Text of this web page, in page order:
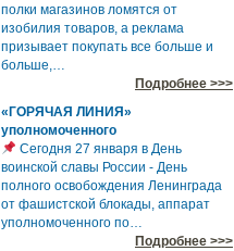
полки магазинов ломятся от
изобилия товаров, а реклама
призывает покупать все больше и
больше,…
Подробнее >>>
«ГОРЯЧАЯ ЛИНИЯ»
уполномоченного
Сегодня 27 января в День
воинской славы России - День
полного освобождения Ленинграда
от фашистской блокады, аппарат
уполномоченного по…
Подробнее >>>